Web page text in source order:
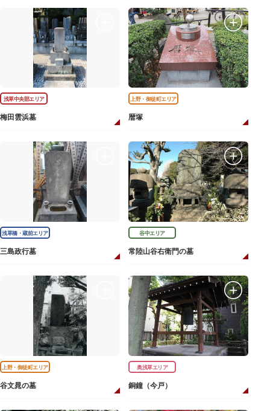
浅草中央部エリア
梅田雲浜墓
上野・御徒町エリア
暦塚
浅草橋・蔵前エリア
三島政行墓
谷中エリア
常陸山谷右衛門の墓
上野・御徒町エリア
谷文晁の墓
奥浅草エリア
銅鐘（今戸）